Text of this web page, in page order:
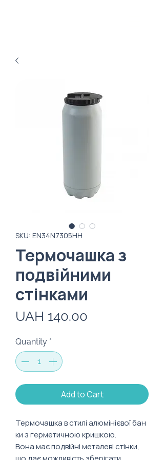
SKU: EN34N7305HH
Термочашка з
подвійними
стінками
UAH 140.00
Quantity *
Add to Cart
Термочашка в стилі алюмінієвої бан
ки з герметичною кришкою.
Вона має подвійні металеві стінки,